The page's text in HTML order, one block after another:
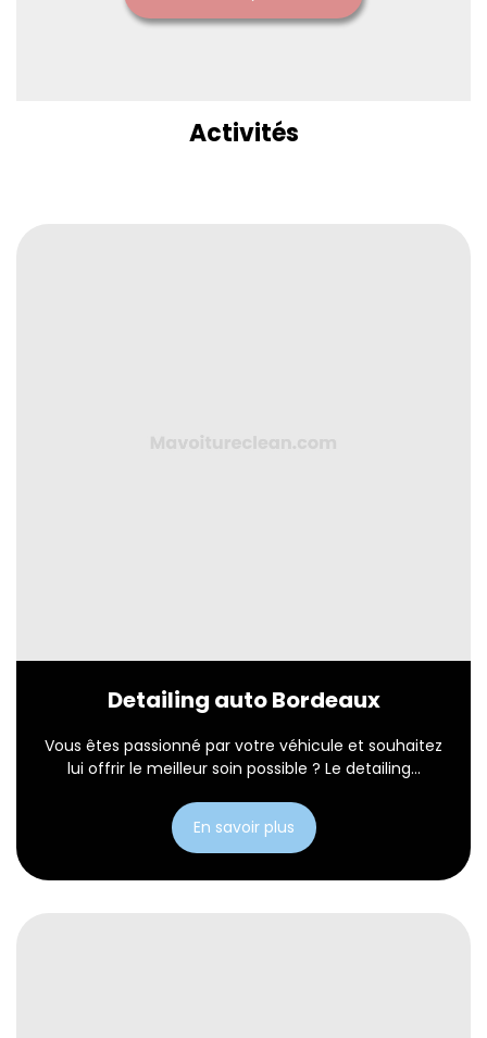
Activités
Detailing auto Bordeaux
Vous êtes passionné par votre véhicule et souhaitez
lui offrir le meilleur soin possible ? Le detailing...
En savoir plus